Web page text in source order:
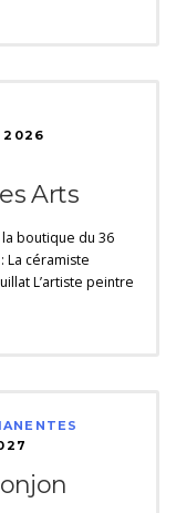
2026
Arts
boutique du 36
La céramiste
L’artiste peintre